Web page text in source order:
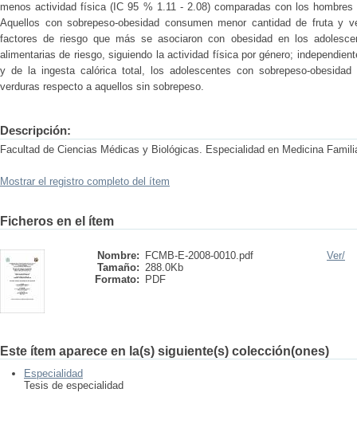
menos actividad física (IC 95 % 1.11 - 2.08) comparadas con los
Aquellos con sobrepeso-obesidad consumen menor cantidad de fruta y
factores de riesgo que más se asociaron con obesidad en los
alimentarias de riesgo, siguiendo la actividad física por género;
y de la ingesta calórica total, los adolescentes con sobrepeso-
verduras respecto a aquellos sin sobrepeso.
Descripción:
Facultad de Ciencias Médicas y Biológicas. Especialidad en Medicina
Mostrar el registro completo del ítem
Ficheros en el ítem
Nombre:
FCMB-E-2008-0010.pdf
Tamaño: 288.0Kb
Formato:
PDF
Ver/
Este ítem aparece en la(s) siguiente(s) colección(ones)
Especialidad
Tesis de especialidad